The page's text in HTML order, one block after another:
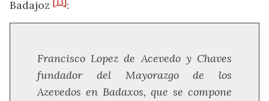
Badajoz
:
Francisco Lopez de Acevedo y Chaves
fundador del Mayorazgo de los
Azevedos en Badaxos, que se compone